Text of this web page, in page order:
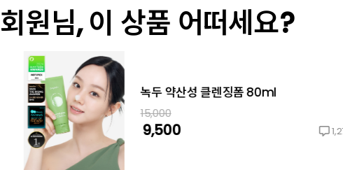
회원님, 이 상품 어떠세요?